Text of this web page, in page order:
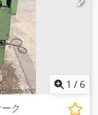
1 / 6
ク